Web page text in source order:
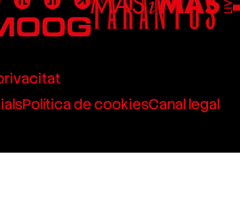
Política de cookiesCanal legal